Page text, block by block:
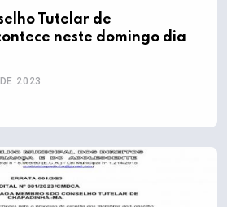
Tutelar de
neste domingo dia
2023